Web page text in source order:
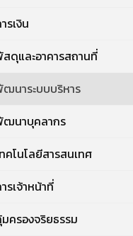
รเงิน
ดุและอาคารสถานที่
นาระบบบริหาร
ฒนาบุคลากร
คโนโลยีสารสนเทศ
รเจ้าหน้าที่
ครองจริยธรรม